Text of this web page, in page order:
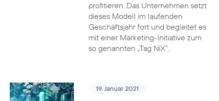
profitieren. Das Unternehmen setzt
dieses Modell im laufenden
Geschäftsjahr fort und begleitet es
mit einer Marketing-Initiative zum
so genannten „Tag NiX“.
19. Januar 2021